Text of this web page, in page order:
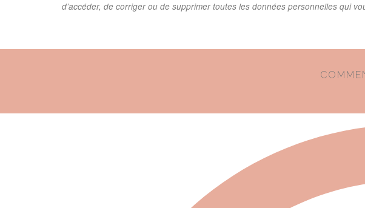
d’accéder, de corriger ou de supprimer toutes les données personnelles qui